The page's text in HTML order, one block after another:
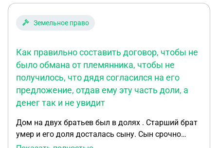
Земельное право
Как правильно составить договор, чтобы не
было обмана от племянника, чтобы не
получилось, что дядя согласился на его
предложение, отдав ему эту часть доли, а
денег так и не увидит
Дом на двух братьев был в долях . Старший брат
умер и его доля досталась сыну. Сын срочно
хочет продать. Но на его границе находиться